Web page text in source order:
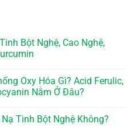
Bột Nghệ, Cao Nghệ,
Oxy Hóa Gì? Acid Ferulic,
Nằm Ở Đâu?
Tinh Bột Nghệ Không?